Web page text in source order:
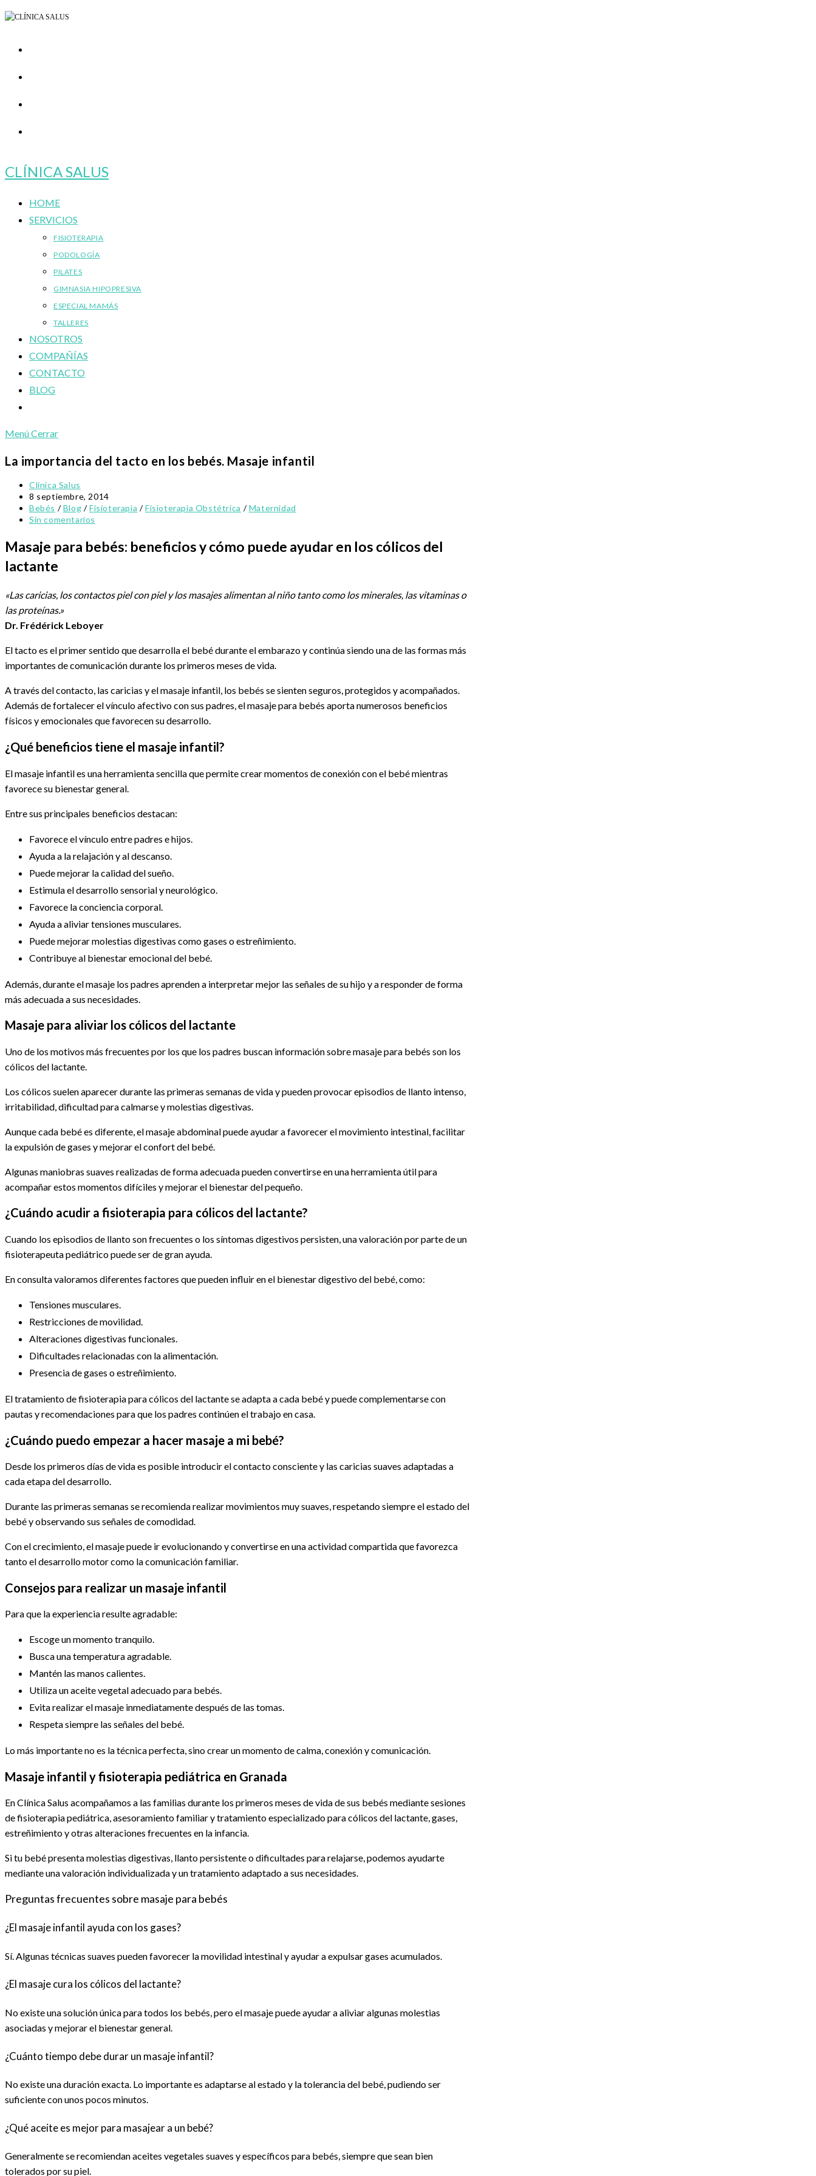
Ir
contenido
CLÍNICA SALUS
HOME
SERVICIOS
FISIOTERAPIA
PODOLOGÍA
PILATES
GIMNASIA HIPOPRESIVA
ESPECIAL MAMÁS
TALLERES
NOSOTROS
COMPAÑÍAS
CONTACTO
BLOG
de
la
MenúCerrar
La importancia del tacto en los bebés. Masaje infantil
Autor
de
la
entrada:
Clinica Salus
Publicación
de
la
8 septiembre, 2014
Categoría
de
entrada:
Bebés / Blog / Fisioterapia / Fisioterapia Obstétrica / Maternidad
Comentarios
entrada:
Sin comentarios
Masaje para bebés: beneficios y cómo puede ayudar en los cólicos del
lactante
«Las caricias, los contactos piel con piel y los masajes alimentan al niño tanto como los minerales, las vitaminas o
las proteínas.»
Dr. Frédérick Leboyer
El tacto es el primer sentido que desarrolla el bebé durante el embarazo y continúa siendo una de las formas más
importantes de comunicación durante los primeros meses de vida.
A través del contacto, las caricias y el masaje infantil, los bebés se sienten seguros, protegidos y acompañados.
Además de fortalecer el vínculo afectivo con sus padres, el masaje para bebés aporta numerosos beneficios
físicos y emocionales que favorecen su desarrollo.
¿Qué beneficios tiene el masaje infantil?
El masaje infantil es una herramienta sencilla que permite crear momentos de conexión con el bebé mientras
favorece su bienestar general.
Entre sus principales beneficios destacan:
Favorece el vínculo entre padres e hijos.
Ayuda a la relajación y al descanso.
Puede mejorar la calidad del sueño.
Estimula el desarrollo sensorial y neurológico.
Favorece la conciencia corporal.
Ayuda a aliviar tensiones musculares.
Puede mejorar molestias digestivas como gases o estreñimiento.
Contribuye al bienestar emocional del bebé.
Además, durante el masaje los padres aprenden a interpretar mejor las señales de su hijo y a responder de forma
más adecuada a sus necesidades.
Masaje para aliviar los cólicos del lactante
Uno de los motivos más frecuentes por los que los padres buscan información sobre masaje para bebés son los
cólicos del lactante.
Los cólicos suelen aparecer durante las primeras semanas de vida y pueden provocar episodios de llanto intenso,
irritabilidad, dificultad para calmarse y molestias digestivas.
Aunque cada bebé es diferente, el masaje abdominal puede ayudar a favorecer el movimiento intestinal, facilitar
la expulsión de gases y mejorar el confort del bebé.
Algunas maniobras suaves realizadas de forma adecuada pueden convertirse en una herramienta útil para
acompañar estos momentos difíciles y mejorar el bienestar del pequeño.
¿Cuándo acudir a fisioterapia para cólicos del lactante?
Cuando los episodios de llanto son frecuentes o los síntomas digestivos persisten, una valoración por parte de un
fisioterapeuta pediátrico puede ser de gran ayuda.
En consulta valoramos diferentes factores que pueden influir en el bienestar digestivo del bebé, como:
Tensiones musculares.
Restricciones de movilidad.
Alteraciones digestivas funcionales.
Dificultades relacionadas con la alimentación.
Presencia de gases o estreñimiento.
El tratamiento de fisioterapia para cólicos del lactante se adapta a cada bebé y puede complementarse con
pautas y recomendaciones para que los padres continúen el trabajo en casa.
¿Cuándo puedo empezar a hacer masaje a mi bebé?
Desde los primeros días de vida es posible introducir el contacto consciente y las caricias suaves adaptadas a
cada etapa del desarrollo.
Durante las primeras semanas se recomienda realizar movimientos muy suaves, respetando siempre el estado del
bebé y observando sus señales de comodidad.
Con el crecimiento, el masaje puede ir evolucionando y convertirse en una actividad compartida que favorezca
tanto el desarrollo motor como la comunicación familiar.
Consejos para realizar un masaje infantil
Para que la experiencia resulte agradable:
Escoge un momento tranquilo.
Busca una temperatura agradable.
Mantén las manos calientes.
Utiliza un aceite vegetal adecuado para bebés.
Evita realizar el masaje inmediatamente después de las tomas.
Respeta siempre las señales del bebé.
Lo más importante no es la técnica perfecta, sino crear un momento de calma, conexión y comunicación.
Masaje infantil y fisioterapia pediátrica en Granada
En Clínica Salus acompañamos a las familias durante los primeros meses de vida de sus bebés mediante sesiones
de fisioterapia pediátrica, asesoramiento familiar y tratamiento especializado para cólicos del lactante, gases,
estreñimiento y otras alteraciones frecuentes en la infancia.
Si tu bebé presenta molestias digestivas, llanto persistente o dificultades para relajarse, podemos ayudarte
mediante una valoración individualizada y un tratamiento adaptado a sus necesidades.
Preguntas frecuentes sobre masaje para bebés
¿El masaje infantil ayuda con los gases?
Sí. Algunas técnicas suaves pueden favorecer la movilidad intestinal y ayudar a expulsar gases acumulados.
¿El masaje cura los cólicos del lactante?
No existe una solución única para todos los bebés, pero el masaje puede ayudar a aliviar algunas molestias
asociadas y mejorar el bienestar general.
¿Cuánto tiempo debe durar un masaje infantil?
No existe una duración exacta. Lo importante es adaptarse al estado y la tolerancia del bebé, pudiendo ser
suficiente con unos pocos minutos.
¿Qué aceite es mejor para masajear a un bebé?
Generalmente se recomiendan aceites vegetales suaves y específicos para bebés, siempre que sean bien
tolerados por su piel.